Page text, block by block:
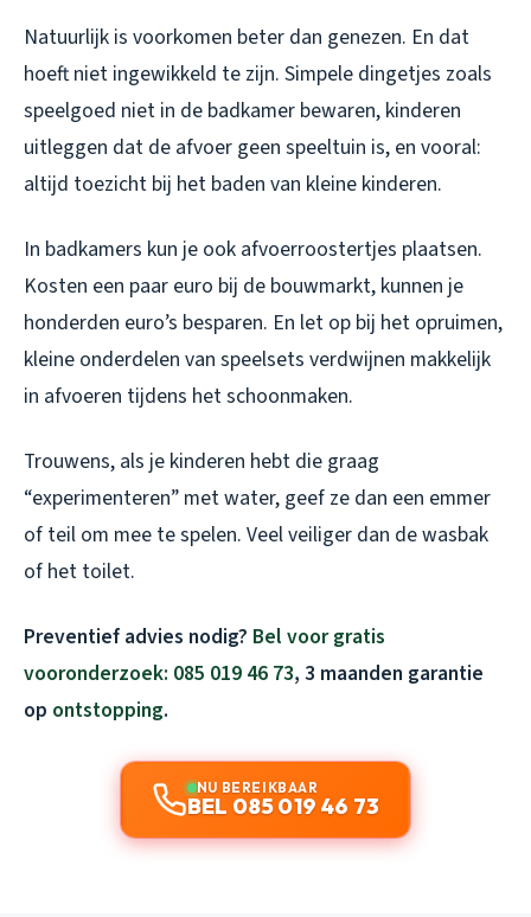
Natuurlijk is voorkomen beter dan genezen. En dat
hoeft niet ingewikkeld te zijn. Simpele dingetjes zoals
speelgoed niet in de badkamer bewaren, kinderen
uitleggen dat de afvoer geen speeltuin is, en vooral:
altijd toezicht bij het baden van kleine kinderen.
In badkamers kun je ook afvoerroostertjes plaatsen.
Kosten een paar euro bij de bouwmarkt, kunnen je
honderden euro’s besparen. En let op bij het opruimen,
kleine onderdelen van speelsets verdwijnen makkelijk
in afvoeren tijdens het schoonmaken.
Trouwens, als je kinderen hebt die graag
“experimenteren” met water, geef ze dan een emmer
of teil om mee te spelen. Veel veiliger dan de wasbak
of het toilet.
Preventief advies nodig? Bel voor gratis
vooronderzoek: 085 019 46 73, 3 maanden garantie
op ontstopping.
NU BEREIKBAAR
BEL 085 019 46 73